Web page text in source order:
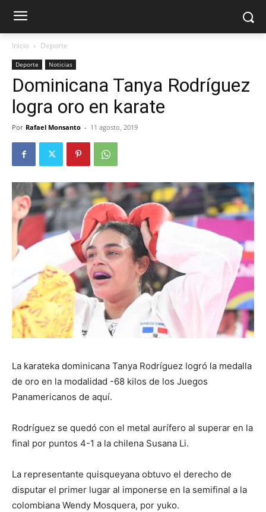
Inicio Deporte
Deporte Noticias
Dominicana Tanya Rodríguez
logra oro en karate
Por Rafael Monsanto - 11 agosto, 2019
La karateka dominicana Tanya Rodríguez logró la medalla
de oro en la modalidad -68 kilos de los Juegos
Panamericanos de aquí.
Rodríguez se quedó con el metal aurífero al superar en la
final por puntos 4-1 a la chilena Susana Li.
La representante quisqueyana obtuvo el derecho de
disputar el primer lugar al imponerse en la semifinal a la
colombiana Wendy Mosquera, por yuko.